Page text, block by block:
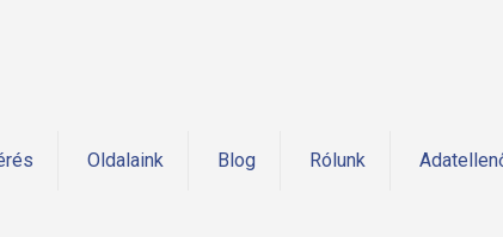
Oldalaink Blog Rólunk